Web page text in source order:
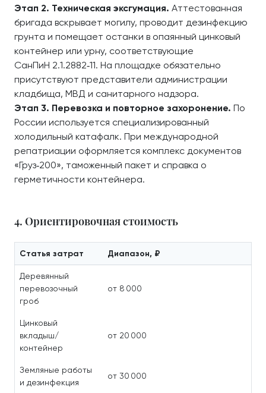
Этап 2. Техническая эксгумация. Аттестованная
бригада вскрывает могилу, проводит дезинфекцию
грунта и помещает останки в опаянный цинковый
контейнер или урну, соответствующие
СанПиН 2.1.2882‑11. На площадке обязательно
присутствуют представители администрации
кладбища, МВД и санитарного надзора.
Этап 3. Перевозка и повторное захоронение. По
России используется специализированный
холодильный катафалк. При международной
репатриации оформляется комплекс документов
«Груз‑200», таможенный пакет и справка о
герметичности контейнера.
4. Ориентировочная стоимость
Статья затрат Диапазон, ₽
Деревянный
перевозочный
гроб
от 8 000
Цинковый
вкладыш/
контейнер
от 20 000
Земляные работы
и дезинфекция
от 30 000